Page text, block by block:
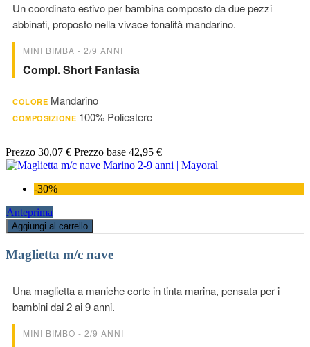
Un coordinato estivo per bambina composto da due pezzi
abbinati, proposto nella vivace tonalità mandarino.
MINI BIMBA - 2/9 ANNI
Compl. Short Fantasia
COLORE Mandarino
COMPOSIZIONE 100% Poliestere
Prezzo 30,07 € Prezzo base 42,95 €
-30%
Anteprima
Aggiungi al carrello
Maglietta m/c nave
Una maglietta a maniche corte in tinta marina, pensata per i
bambini dai 2 ai 9 anni.
MINI BIMBO - 2/9 ANNI